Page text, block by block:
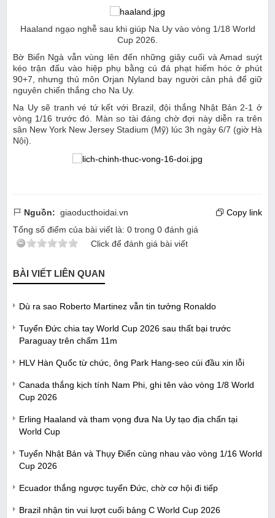
Haaland ngạo nghễ sau khi giúp Na Uy vào vòng 1/18 World
Cup 2026.
Bờ Biển Ngà vẫn vùng lên đến những giây cuối và Amad suýt
kéo trận đấu vào hiệp phụ bằng cú đá phạt hiểm hóc ở phút
90+7, nhưng thủ môn Orjan Nyland bay người cản phá để giữ
nguyên chiến thắng cho Na Uy.
Na Uy sẽ tranh vé tứ kết với Brazil, đội thắng Nhật Bản 2-1 ở
vòng 1/16 trước đó. Màn so tài đáng chờ đợi này diễn ra trên
sân New York New Jersey Stadium (Mỹ) lúc 3h ngày 6/7 (giờ Hà
Nội).
Nguồn: giaoducthoidai.vn
Copy link
Tổng số điểm của bài viết là: 0 trong 0 đánh giá
Click để đánh giá bài viết
BÀI VIẾT LIÊN QUAN
Dù ra sao Roberto Martinez vẫn tin tưởng Ronaldo
Tuyển Đức chia tay World Cup 2026 sau thất bại trước
Paraguay trên chấm 11m
HLV Hàn Quốc từ chức, ông Park Hang-seo cúi đầu xin lỗi
Canada thắng kịch tính Nam Phi, ghi tên vào vòng 1/8 World
Cup 2026
Erling Haaland và tham vọng đưa Na Uy tạo địa chấn tại
World Cup
Tuyển Nhật Bản và Thụy Điển cùng nhau vào vòng 1/16 World
Cup 2026
Ecuador thắng ngược tuyển Đức, chờ cơ hội đi tiếp
Brazil nhận tin vui lượt cuối bảng C World Cup 2026